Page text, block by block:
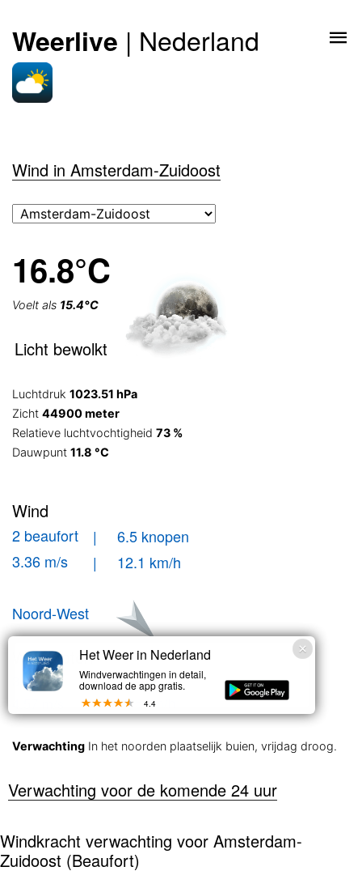
Weerlive | Nederland
Wind in Amsterdam-Zuidoost
16.8°C
Voelt als 15.4°C
Licht bewolkt
Luchtdruk 1023.51 hPa
Zicht 44900 meter
Relatieve luchtvochtigheid 73 %
Dauwpunt 11.8 °C
Wind
2 beaufort
| 6.5 knopen
3.36 m/s
| 12.1 km/h
Noord-West
Windstoten
3 bft
| 8.9 knopen
| 16.5 km/h
Verwachting In het noorden plaatselijk buien, vrijdag droog.
Verwachting voor de komende 24 uur
Windkracht verwachting voor Amsterdam-
Zuidoost (Beaufort)
Het Weer in Nederland
Windverwachtingen in detail,
download de app gratis.
4.4